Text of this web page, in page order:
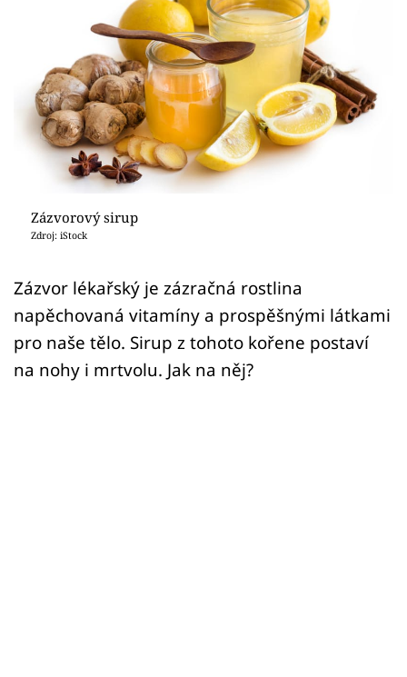
Sledujte prima+
Přihlášení
Sledujte nás
Zázvorový sirup
Zdroj: iStock
Zázvor lékařský je zázračná rostlina
napěchovaná vitamíny a prospěšnými látkami
pro naše tělo. Sirup z tohoto kořene postaví
na nohy i mrtvolu. Jak na něj?